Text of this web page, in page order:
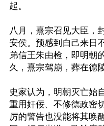
起。
八月，熹宗召见大臣，
安侯。预感到自己来日
弟信王朱由检，即明朝
久，熹宗驾崩，葬在德陵
史家认为，明朝灭亡始
重用奸佞、不修德政密
厉的警告也没能将其唤